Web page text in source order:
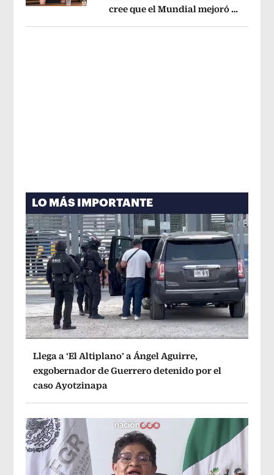
Opens in new windowcree que el Mundial mejoró la
LO MÁS IMPORTANTE
Llega a ‘El Altiplano’ a Ángel Aguirre,
exgobernador de Guerrero detenido por el
caso Ayotzinapa